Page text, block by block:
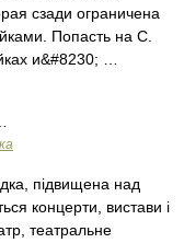
сзади ограничена
Попасть на С.
и&#8230; …
підвищена над
концерти, вистави і
театральне